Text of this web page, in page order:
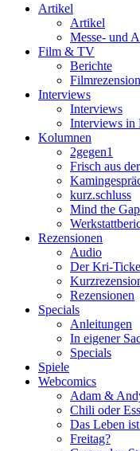
Artikel
Artikel
Messe- und
Film & TV
Berichte
Interviews
Interviews
Interviews in
Kolumnen
2gegen1
Frisch aus
kurz.schluss
Mind the Gap
Rezensionen
Audio
Der Kri-
Rezensionen
Specials
Anleitungen
In eigener
Specials
Spiele
Webcomics
Adam &
Chili oder
Das Leben
Freitag?